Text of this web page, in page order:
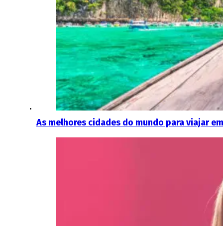
As melhores cidades do mundo para viajar